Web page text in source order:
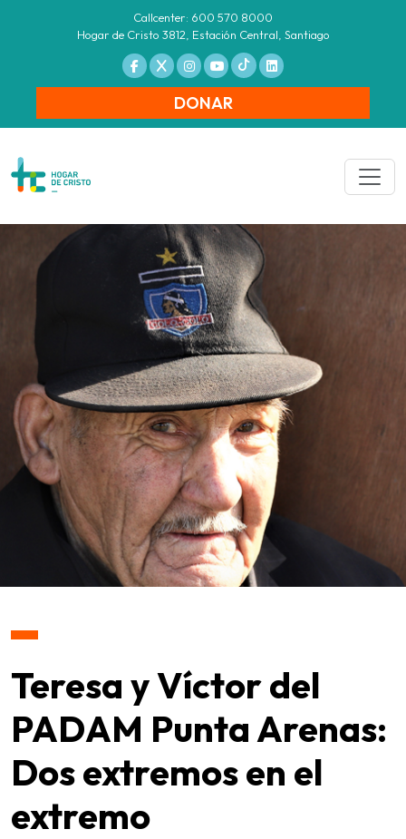
Callcenter: 600 570 8000
Hogar de Cristo 3812, Estación Central, Santiago
DONAR
Teresa y Víctor del
PADAM Punta Arenas:
Dos extremos en el
extremo